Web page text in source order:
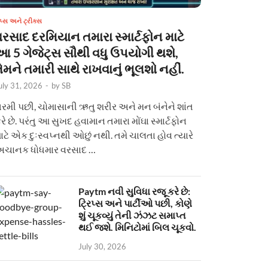
અને ટ્રીક્સ
દરમિયાન તમારા સ્માર્ટફોન માટે
5 ગેજેટ્સ સૌથી વધુ ઉપયોગી થશે,
તમારી સાથે રાખવાનું ભૂલશો નહીં.
31, 2026 - bySB
પછી, ચોમાસાની ઋતુ શરીર અને મન બંનેને શાંત
છે. પરંતુ આ સુખદ હવામાન તમારા મોંઘા સ્માર્ટફોન
એક દુઃસ્વપ્નથી ઓછું નથી. તમે ચાલતા હોવ ત્યારે
ધોધમાર વરસાદ …
Paytm નવી સુવિધા રજૂ કરે છે:
ટ્રિપ્સ અને પાર્ટીઓ પછી, કોણે
શું ચૂકવ્યું તેની ઝંઝટ સમાપ્ત
થઈ જશે. મિનિટોમાં બિલ ચૂકવો.
July 30, 2026